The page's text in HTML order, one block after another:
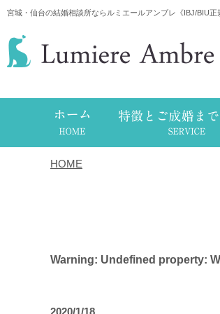
宮城・仙台の結婚相談所ならルミエールアンブレ《IBJ/BIU
HOME
Warning: Undefined property:
2020/1/18